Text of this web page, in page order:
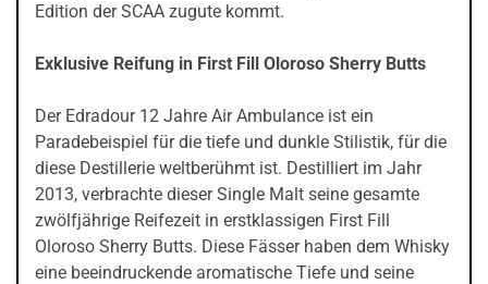
Edition der SCAA zugute kommt.
Exklusive Reifung in First Fill Oloroso Sherry Butts
Der Edradour 12 Jahre Air Ambulance ist ein
Paradebeispiel für die tiefe und dunkle Stilistik, für die
diese Destillerie weltberühmt ist. Destilliert im Jahr
2013, verbrachte dieser Single Malt seine gesamte
zwölfjährige Reifezeit in erstklassigen First Fill
Oloroso Sherry Butts. Diese Fässer haben dem Whisky
eine beeindruckende aromatische Tiefe und seine